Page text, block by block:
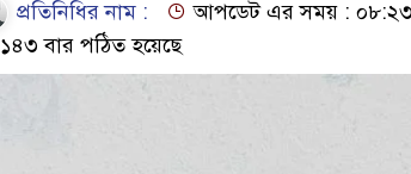
প্রতিনিধির নাম :
আপডেট এর সময় : ০৮:২৩
১৪৩ বার পঠিত হয়েছে